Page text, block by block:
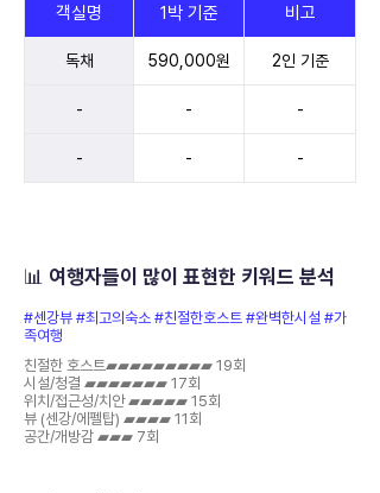
객실명 1박 기준 비고
독채 590,000원 2인 기준
- - -
- - -
📊 여행자들이 많이 표현한 키워드 분석
#센강뷰 #최고의숙소 #친절한호스트 #완벽한시설 #가
족여행
친절한 호스트▰▰▰▰▰▰▰▰▰ 19회
시설/청결 ▰▰▰▰▰▰▰ 17회
위치/접근성/치안 ▰▰▰▰▰ 15회
뷰 (센강/에펠탑) ▰▰▰▰ 11회
공간/개방감 ▰▰▰ 7회